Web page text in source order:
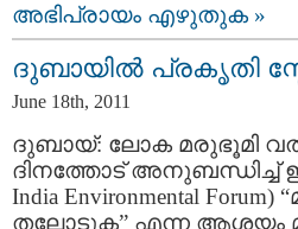
അഭിപ്രായം എഴുതുക »
ദുബായില്‍ പ്രകൃതി
June 18th, 2011
ദുബായ്: ലോക മരുഭൂമി
ദിനത്തോട് അനുബന്ധിച്ച്
India Environmental
തലോടുക” എന്ന ആശയം